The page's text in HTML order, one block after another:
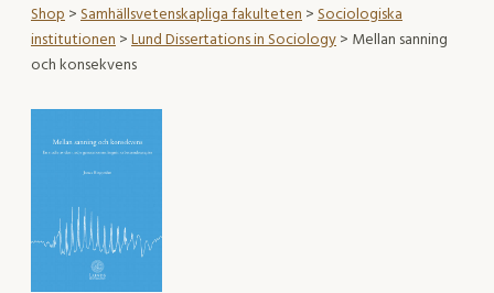
Shop>Samhällsvetenskapliga fakulteten>Sociologiska
institutionen>Lund Dissertations in Sociology> Mellan sanning
och konsekvens